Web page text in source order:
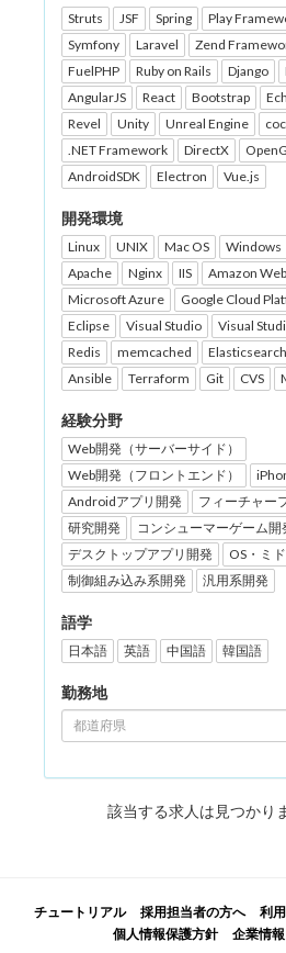
Struts JSF Spring Play
Symfony
Laravel Zend
FuelPHP
Ruby on Rails Django
AngularJS
React Bootstrap
Revel
Unity Unreal Engine
.NET Framework
DirectX
AndroidSDK
Electron Vue.js
開発環境
Linux UNIX Mac OS Windows
Apache
Nginx IIS
Amazon
Microsoft Azure
Google Cloud
Eclipse
Visual Studio Visual
Redis
memcached Elasticsearch
Ansible
Terraform Git CVS
経験分野
Web開発（サーバーサイド）
Web開発（フロントエンド）
Androidアプリ開発
フィーチャー
研究開発
コンシューマーゲーム開
デスクトップアプリ開発
OS・ミ
制御組み込み系開発
汎用系開発
語学
日本語 英語 中国語 韓国語
勤務地
都道府県
該当する求人は見つかり
チュートリアル 採用担当者の方へ 利
個人情報保護方針
企業情報